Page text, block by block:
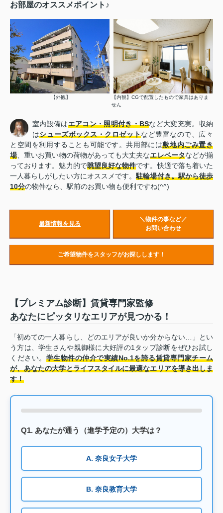
お部屋のオススメポイント♪
【外観】
【内観】CGで配置したもので家具はありま
せん
室内設備はエアコン・照明付き・BSなど大変充実。収納
はシューズボックス・クロゼットなど豊富なので、広々
と空間を利用することも可能です。共用部には敷地内ごみ置き
場、重いお買い物の荷物があっても大丈夫なエレベータなどが揃
っております。魅力的で眺望良好な物件です。快適で落ち着いた
一人暮らしがしたい方にオススメです。駐輪場付き。駅から徒歩
10分の物件なら、駅前のお買い物も便利ですね(^^)
最新情報を見る
＼物件の事など／
お問い合わせ
ご希望物件をスタッフがお探しします！
【プレミアム診断】賃貸専門家監修
あなたにピッタリなエリアが見つかる！
「初めての一人暮らし、どのエリアが良いか分からない…」とい
う方は、学生さんや親御様に大好評の1タップ診断をぜひお試し
ください。 学生物件の仲介で実績No.1を誇る賃貸専門家チーム
が、あなたの大学とライフスタイルに最適なエリアを導き出しま
す！
Q1. あなたが通う（進学予定の）大学は？
A. 奈良女子大学
B. 奈良教育大学